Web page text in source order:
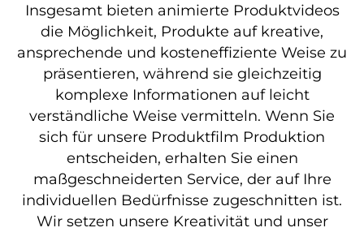
Insgesamt bieten animierte Produktvideos
die Möglichkeit, Produkte auf kreative,
ansprechende und kosteneffiziente Weise zu
präsentieren, während sie gleichzeitig
komplexe Informationen auf leicht
verständliche Weise vermitteln. Wenn Sie
sich für unsere Produktfilm Produktion
entscheiden, erhalten Sie einen
maßgeschneiderten Service, der auf Ihre
individuellen Bedürfnisse zugeschnitten ist.
Wir setzen unsere Kreativität und unser